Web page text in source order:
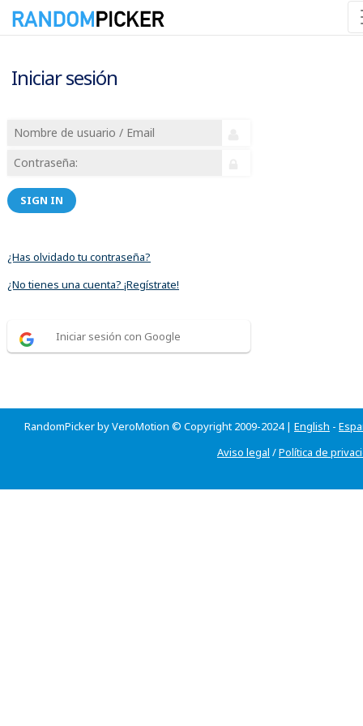
Iniciar sesión
SIGN IN
¿Has olvidado tu contraseña?
¿No tienes una cuenta? ¡Regístrate!
Iniciar sesión con Google
RandomPicker by VeroMotion © Copyright 2009-2024 | English -
Aviso legal /Política de